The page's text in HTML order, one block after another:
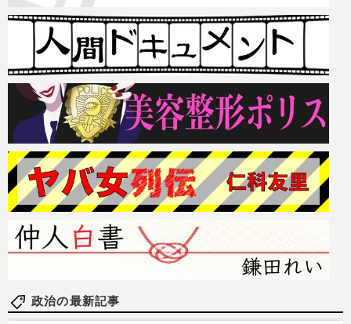
政治の最新記事